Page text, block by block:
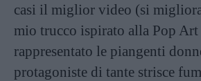
casi il miglior video (si
mio trucco ispirato alla Pop
rappresentato le piangenti
protagoniste di tante strisce